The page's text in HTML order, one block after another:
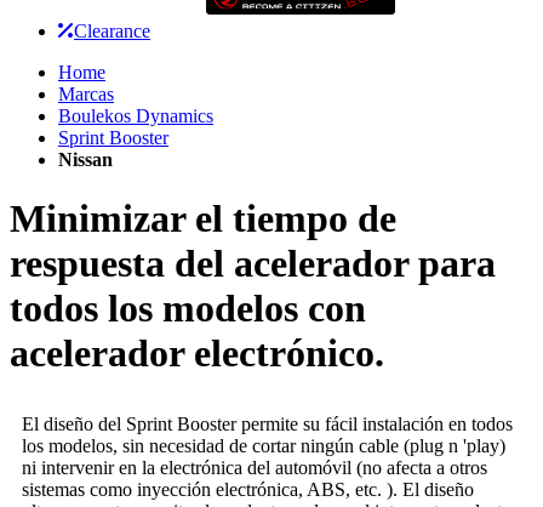
Clearance
Home
Marcas
Boulekos Dynamics
Sprint Booster
Nissan
Minimizar el tiempo de
respuesta del acelerador para
todos los modelos con
acelerador electrónico.
El diseño del Sprint Booster permite su fácil instalación en todos
los modelos, sin necesidad de cortar ningún cable (plug n 'play)
ni intervenir en la electrónica del automóvil (no afecta a otros
sistemas como inyección electrónica, ABS, etc. ). El diseño